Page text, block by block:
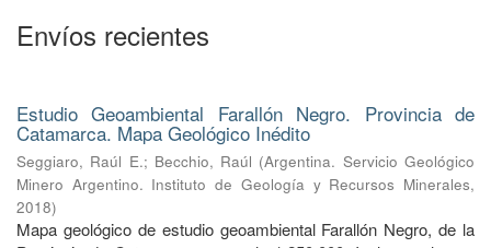
Envíos recientes
Estudio Geoambiental Farallón Negro. Provincia de
Catamarca. Mapa Geológico Inédito
Seggiaro, Raúl E.; Becchio, Raúl (Argentina. Servicio Geológico
Minero Argentino. Instituto de Geología y Recursos Minerales,
2018)
Mapa geológico de estudio geoambiental Farallón Negro, de la